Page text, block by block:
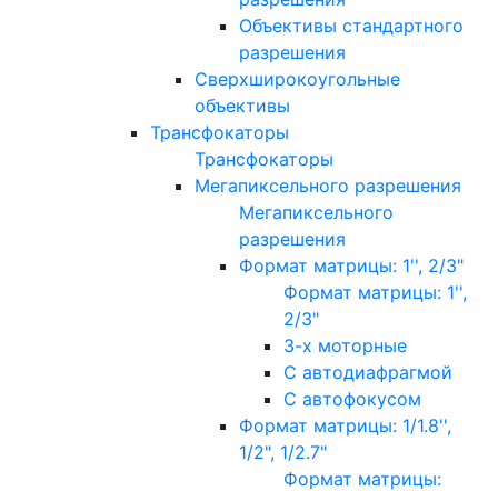
Объективы стандартного
разрешения
Сверхширокоугольные
объективы
Трансфокаторы
Трансфокаторы
Мегапиксельного разрешения
Мегапиксельного
разрешения
Формат матрицы: 1'', 2/3"
Формат матрицы: 1'',
2/3"
3-х моторные
С автодиафрагмой
С автофокусом
Формат матрицы: 1/1.8'',
1/2", 1/2.7"
Формат матрицы: